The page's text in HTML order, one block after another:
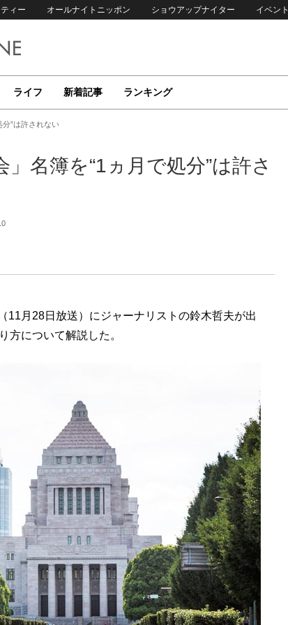
ィー オールナイトニッポン ショウアップナイター イベント
ライフ 新着記事 ランキング
”は許されない
名簿を“1ヵ月で処分”は許さ
11月28日放送）にジャーナリストの鈴木哲夫が出
方について解説した。